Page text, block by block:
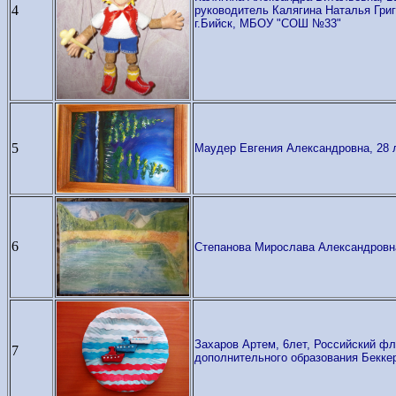
4
руководитель Калягина Наталья
г.Бийск, МБОУ "СОШ №33"
5 Маудер Евгения Александровна,
6 Степанова Мирослава
7
Захаров Артем, 6лет, Российский
дополнительного образования